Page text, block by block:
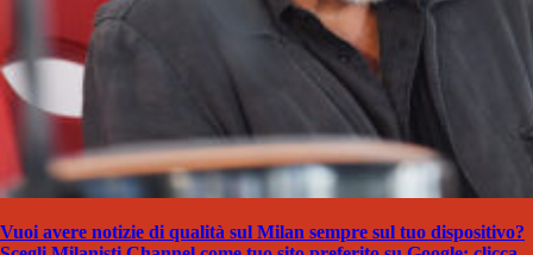
Vuoi avere notizie di qualità sul Milan sempre sul tuo dispositivo?